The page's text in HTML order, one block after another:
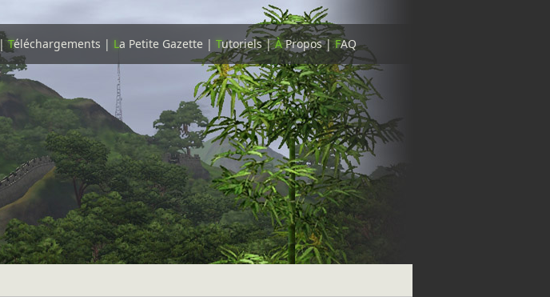
|Téléchargements | La Petite Gazette | Tutoriels|ÀPropos|FAQ